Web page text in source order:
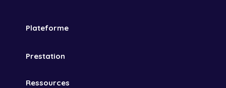
Plateforme
Prestation
Ressources